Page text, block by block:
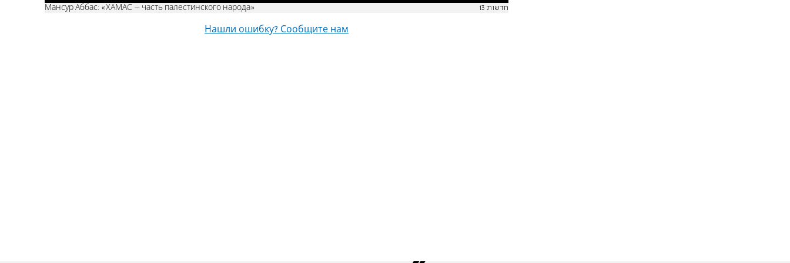
Мансур Аббас: «ХАМАС – часть палестинского народа» חדשות 13
Нашли ошибку? Сообщите нам